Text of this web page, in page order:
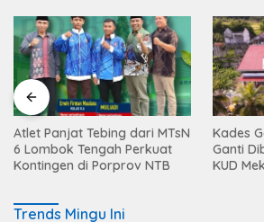
Atlet Panjat Tebing dari MTsN
6 Lombok Tengah Perkuat
Kontingen di Porprov NTB
Kades
Ganti
KUD
Trends Mingu Ini